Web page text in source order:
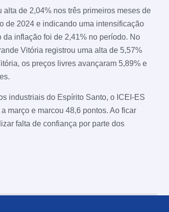
alta de 2,04% nos três primeiros meses de
de 2024 e indicando uma intensificação
inflação foi de 2,41% no período. No
Vitória registrou uma alta de 5,57%
os preços livres avançaram 5,89% e
industriais do Espírito Santo, o ICEI-ES
março e marcou 48,6 pontos. Ao ficar
falta de confiança por parte dos